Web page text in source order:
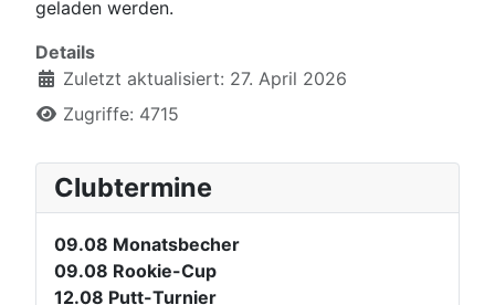
geladen werden.
Details
Zuletzt aktualisiert: 27. April 2026
Zugriffe: 4715
Clubtermine
09.08 Monatsbecher
09.08 Rookie-Cup
12.08 Putt-Turnier